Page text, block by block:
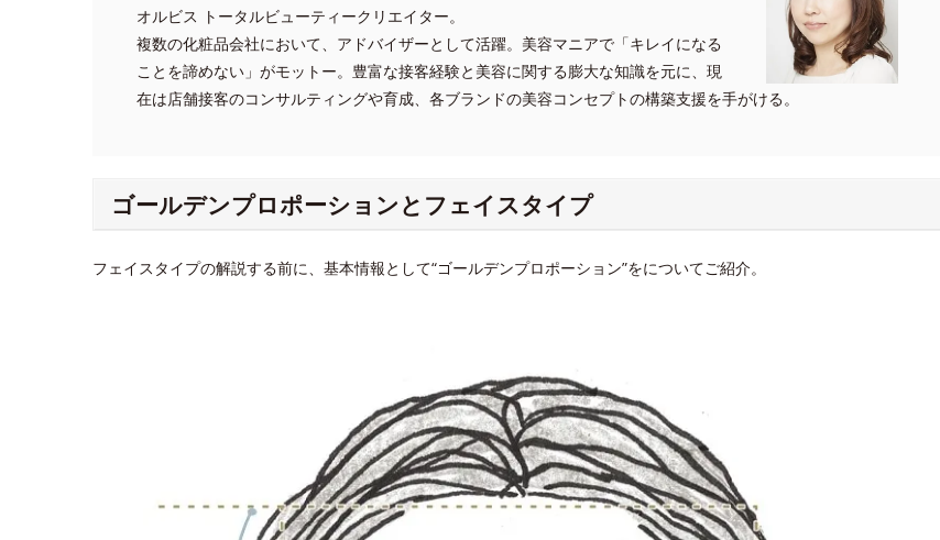
オルビス トータルビューティークリエイター。
複数の化粧品会社において、アドバイザーとして活躍。美容マニアで「キレイになる
ことを諦めない」がモットー。豊富な接客経験と美容に関する膨大な知識を元に、現
在は店舗接客のコンサルティングや育成、各ブランドの美容コンセプトの構築支援を手がける。
ゴールデンプロポーションとフェイスタイプ
フェイスタイプの解説する前に、基本情報として“ゴールデンプロポーション”をについてご紹介。